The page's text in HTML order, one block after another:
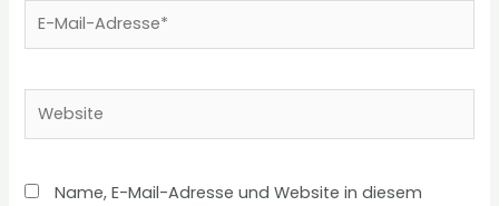
E-
Mail-
Website
Name, E-Mail-Adresse und Website in diesem